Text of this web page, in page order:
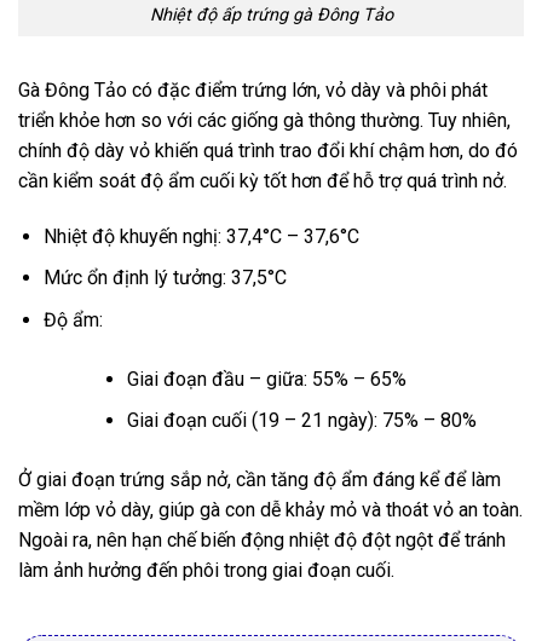
Nhiệt độ ấp trứng gà Đông Tảo
Gà Đông Tảo có đặc điểm trứng lớn, vỏ dày và phôi phát
triển khỏe hơn so với các giống gà thông thường. Tuy nhiên,
chính độ dày vỏ khiến quá trình trao đổi khí chậm hơn, do đó
cần kiểm soát độ ẩm cuối kỳ tốt hơn để hỗ trợ quá trình nở.
Nhiệt độ khuyến nghị: 37,4°C – 37,6°C
Mức ổn định lý tưởng: 37,5°C
Độ ẩm:
Giai đoạn đầu – giữa: 55% – 65%
Giai đoạn cuối (19 – 21 ngày): 75% – 80%
Ở giai đoạn trứng sắp nở, cần tăng độ ẩm đáng kể để làm
mềm lớp vỏ dày, giúp gà con dễ khảy mỏ và thoát vỏ an toàn.
Ngoài ra, nên hạn chế biến động nhiệt độ đột ngột để tránh
làm ảnh hưởng đến phôi trong giai đoạn cuối.